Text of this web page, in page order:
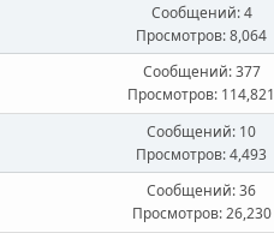
Сообщений: 4
Просмотров: 8,064
Сообщений: 377
Просмотров: 114,821
Сообщений: 10
Просмотров: 4,493
Сообщений: 36
Просмотров: 26,230